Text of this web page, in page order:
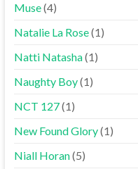
Muse(4)
Natalie La Rose(1)
Natti Natasha(1)
Naughty Boy(1)
NCT 127(1)
New Found Glory(1)
Niall Horan(5)